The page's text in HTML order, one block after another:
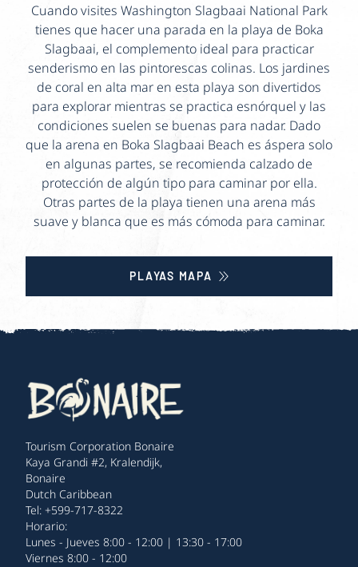
Cuando visites Washington Slagbaai National Park
tienes que hacer una parada en la playa de Boka
Slagbaai, el complemento ideal para practicar
senderismo en las pintorescas colinas. Los jardines
de coral en alta mar en esta playa son divertidos
para explorar mientras se practica esnórquel y las
condiciones suelen se buenas para nadar. Dado
que la arena en Boka Slagbaai Beach es áspera solo
en algunas partes, se recomienda calzado de
protección de algún tipo para caminar por ella.
Otras partes de la playa tienen una arena más
suave y blanca que es más cómoda para caminar.
PLAYAS MAPA
Tourism Corporation Bonaire
Kaya Grandi #2, Kralendijk,
Bonaire
Dutch Caribbean
Tel: +599-717-8322
Horario:
Lunes - Jueves 8:00 - 12:00 | 13:30 - 17:00
Viernes 8:00 - 12:00